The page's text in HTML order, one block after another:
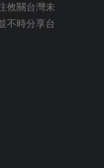
攸關台灣未
不時分享台